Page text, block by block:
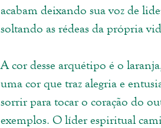
acabam deixando sua voz de
soltando as rédeas da própria
A cor desse arquétipo é o
uma cor que traz alegria e
sorrir para tocar o coração do
exemplos. O líder espiritual